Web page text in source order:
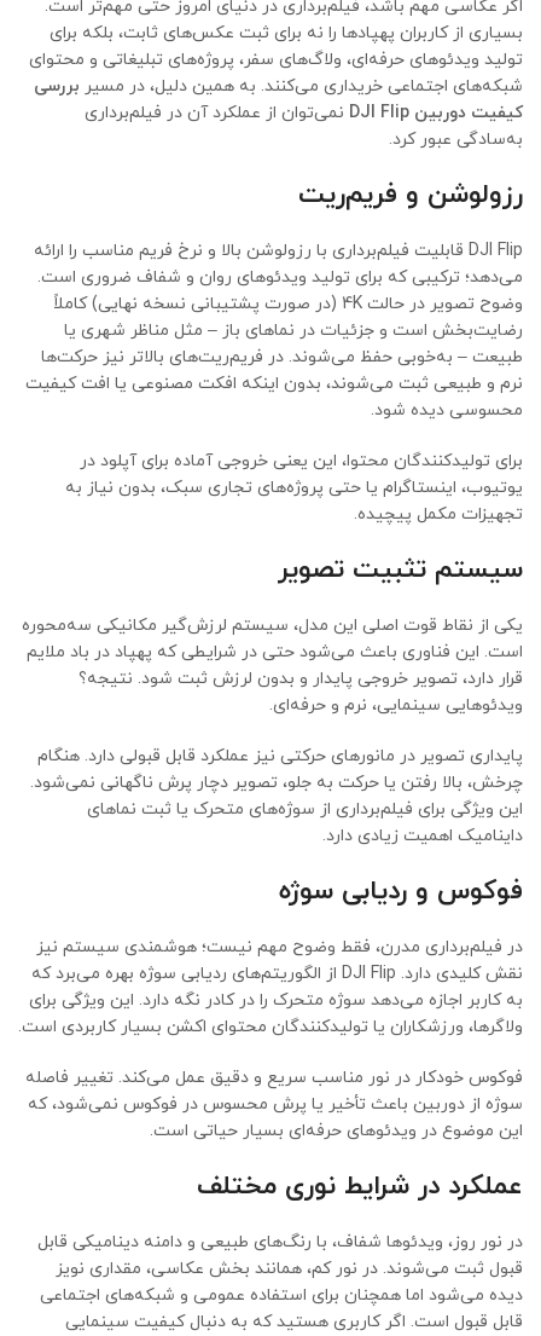
اگر عکاسی مهم باشد، فیلم‌برداری در دنیای امروز حتی مهم‌تر است.
بسیاری از کاربران پهپادها را نه برای ثبت عکس‌های ثابت، بلکه برای
تولید ویدئوهای حرفه‌ای، ولاگ‌های سفر، پروژه‌های تبلیغاتی و محتوای
شبکه‌های اجتماعی خریداری می‌کنند. به همین دلیل، در مسیر بررسی
کیفیت دوربین DJI Flip
نمی‌توان از عملکرد آن در فیلم‌برداری
به‌سادگی عبور کرد.
رزولوشن و فریم‌ریت
DJI Flip قابلیت فیلم‌برداری با رزولوشن بالا و نرخ فریم مناسب را ارائه
می‌دهد؛ ترکیبی که برای تولید ویدئوهای روان و شفاف ضروری است.
وضوح تصویر در حالت 4K (در صورت پشتیبانی نسخه نهایی) کاملاً
رضایت‌بخش است و جزئیات در نماهای باز – مثل مناظر شهری یا
طبیعت – به‌خوبی حفظ می‌شوند. در فریم‌ریت‌های بالاتر نیز حرکت‌ها
نرم و طبیعی ثبت می‌شوند، بدون اینکه افکت مصنوعی یا افت کیفیت
محسوسی دیده شود.
برای تولیدکنندگان محتوا، این یعنی خروجی آماده برای آپلود در
یوتیوب، اینستاگرام یا حتی پروژه‌های تجاری سبک، بدون نیاز به
تجهیزات مکمل پیچیده.
سیستم تثبیت تصویر
یکی از نقاط قوت اصلی این مدل، سیستم لرزش‌گیر مکانیکی سه‌محوره
است. این فناوری باعث می‌شود حتی در شرایطی که پهپاد در باد ملایم
قرار دارد، تصویر خروجی پایدار و بدون لرزش ثبت شود. نتیجه؟
ویدئوهایی سینمایی، نرم و حرفه‌ای.
پایداری تصویر در مانورهای حرکتی نیز عملکرد قابل قبولی دارد. هنگام
چرخش، بالا رفتن یا حرکت به جلو، تصویر دچار پرش ناگهانی نمی‌شود.
این ویژگی برای فیلم‌برداری از سوژه‌های متحرک یا ثبت نماهای
داینامیک اهمیت زیادی دارد.
فوکوس و ردیابی سوژه
در فیلم‌برداری مدرن، فقط وضوح مهم نیست؛ هوشمندی سیستم نیز
نقش کلیدی دارد. DJI Flip از الگوریتم‌های ردیابی سوژه بهره می‌برد که
به کاربر اجازه می‌دهد سوژه متحرک را در کادر نگه دارد. این ویژگی برای
ولاگرها، ورزشکاران یا تولیدکنندگان محتوای اکشن بسیار کاربردی است.
فوکوس خودکار در نور مناسب سریع و دقیق عمل می‌کند. تغییر فاصله
سوژه از دوربین باعث تأخیر یا پرش محسوس در فوکوس نمی‌شود، که
این موضوع در ویدئوهای حرفه‌ای بسیار حیاتی است.
عملکرد در شرایط نوری مختلف
در نور روز، ویدئوها شفاف، با رنگ‌های طبیعی و دامنه دینامیکی قابل
قبول ثبت می‌شوند. در نور کم، همانند بخش عکاسی، مقداری نویز
دیده می‌شود اما همچنان برای استفاده عمومی و شبکه‌های اجتماعی
قابل قبول است. اگر کاربری هستید که به دنبال کیفیت سینمایی